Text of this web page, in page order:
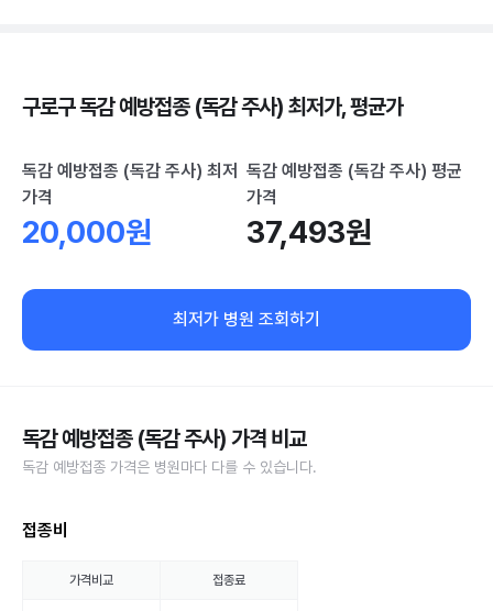
구로구 독감 예방접종 (독감 주사) 최저가, 평균가
독감 예방접종 (독감 주사) 최저
가격
20,000원
독감 예방접종 (독감 주사) 평균
가격
37,493원
최저가 병원 조회하기
독감 예방접종 (독감 주사) 가격 비교
독감 예방접종 가격은 병원마다 다를 수 있습니다.
접종비
가격비교 접종료